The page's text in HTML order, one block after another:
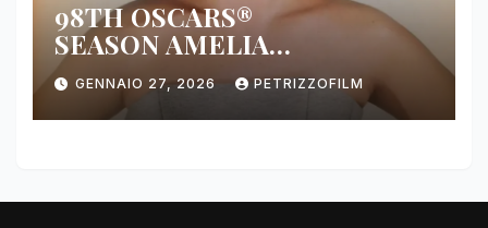
98TH OSCARS®
SEASON AMELIA
DIMOLDENBERG RETURNS
FOR THIRD YEAR
GENNAIO 27, 2026 PETRIZZOFILM